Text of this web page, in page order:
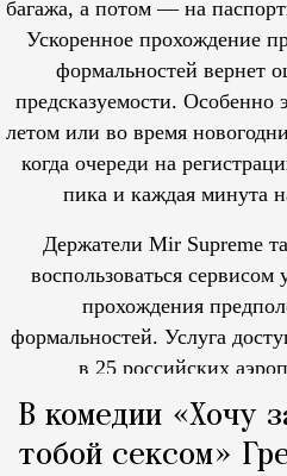
багажа, а потом — на
Ускоренное прохождение
формальностей вернет
предсказуемости. Особенно
летом или во время
когда очереди на
пика и каждая минута
Держатели Mir Supreme
воспользоваться сервисом
прохождения
формальностей. Услуга
в 25 российских
В комедии «Хочу
тобой сексом»